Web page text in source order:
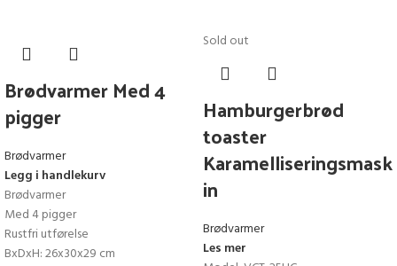
Brødvarmer Med 4
pigger
Brødvarmer
Legg i handlekurv
Brødvarmer
Med 4 pigger
Rustfri utførelse
BxDxH: 26x30x29 cm
Sold out
Hamburgerbrød
toaster
Karamelliseringsmask
in
Brødvarmer
Les mer